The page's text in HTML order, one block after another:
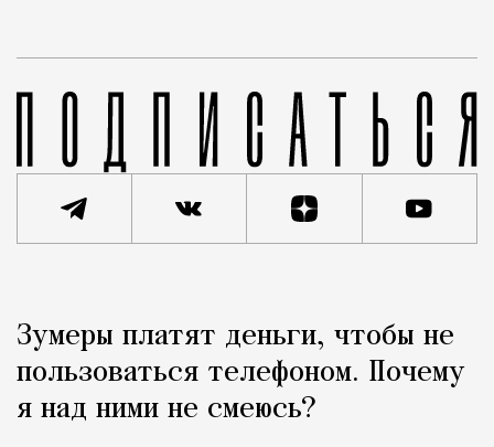
Город
Зумеры платят деньги, чтобы не
пользоваться телефоном. Почему
я над ними не смеюсь?